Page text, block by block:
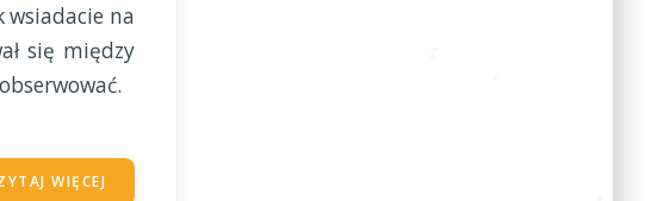
wsiadacie na
się między
WIĘCEJ